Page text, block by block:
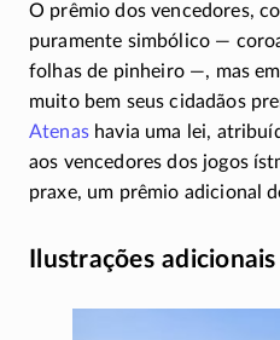
O prêmio dos vencedores,
puramente simbólico —
folhas de pinheiro —, mas
muito bem seus cidadãos
Atenashavia uma lei,
aos vencedores dos jogos
praxe, um prêmio adicional
Ilustrações adicionais